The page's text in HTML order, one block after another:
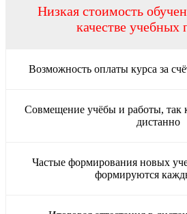
Низкая стоимость
качестве учебных
Возможность оплаты курса за
Совмещение учёбы и работы, так
дистанно
Частые формирования новых
формируются